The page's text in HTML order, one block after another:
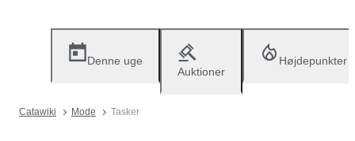
Denne uge
Auktioner
Højdepunkter
Catawiki Mode Tasker